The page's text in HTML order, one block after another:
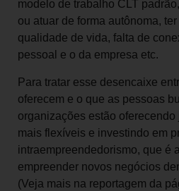
modelo de trabalho CLT
ou atuar de forma autônoma,
qualidade de vida, falta de
pessoal e o da empresa etc.
Para tratar esse desencaixe
oferecem e o que as pessoas
organizações estão
mais flexíveis e investindo em
intraempreendedorismo, que é
empreender novos negócios
(Veja mais na reportagem da